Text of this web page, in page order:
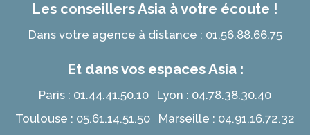
Les conseillers Asia à votre écoute !
Dans votre agence à distance : 01.56.88.66.75
Et dans vos espaces Asia :
Paris : 01.44.41.50.10 Lyon : 04.78.38.30.40
Toulouse : 05.61.14.51.50 Marseille : 04.91.16.72.32